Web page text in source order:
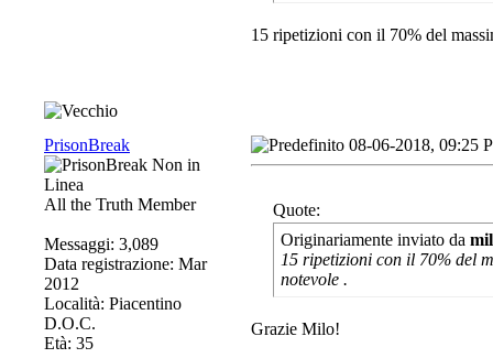
15 ripetizioni con il 70% del
PrisonBreak
All the Truth Member
Messaggi: 3,089
Data registrazione: Mar
2012
Località: Piacentino
D.O.C.
Età: 35
08-06-2018, 09:25
Quote:
Originariamente inviato da
15 ripetizioni con il 70% del
notevole .
Grazie Milo!